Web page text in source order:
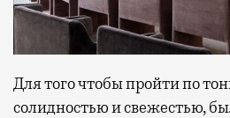
Для того чтобы пройти по
солидностью и свежестью,